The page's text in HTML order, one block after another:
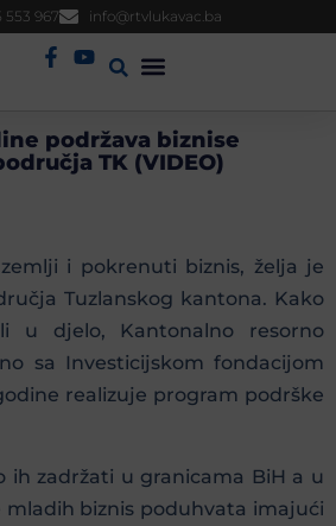
553 967 info@rtvlukavac.ba
podržava biznise
TK (VIDEO)
i pokrenuti biznis, želja je
Tuzlanskog kantona. Kako
u djelo, Kantonalno resorno
sa Investicijskom fondacijom
realizuje program podrške
ih zadržati u granicama BiH a u
biznis poduhvata imajući